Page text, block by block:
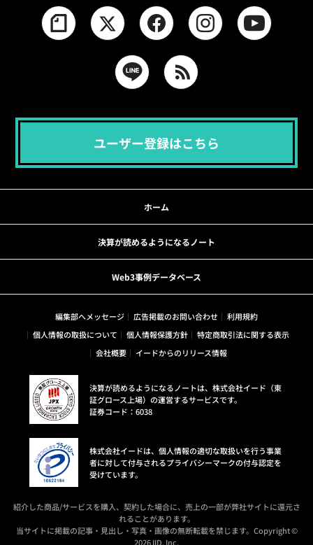
ユーザー登録はこちら
ホーム
決算が読めるようになるノート
Web3事例データベース
編集部へメッセージ 広告掲載のお問い合わせ
利用規約
個人情報の取扱について
個人情報保護方針
特定商取引法に関する表示
会社概要
イードからのリリース情報
決算が読めるようになるノートは、株式会社イード（東
証グロース上場）の運営するサービスです。
証券コード：6038
株式会社イードは、個人情報の適切な取扱いを行う事業
者に対して付与されるプライバシーマークの付与認定を
受けています。
紹介した商品/サービスを購入、契約した場合に、売上の一部が弊社サイトに還元さ
れることがあります。
当サイトに掲載の記事・見出し・写真・画像の無断転載を禁じます。Copyright ©
2026 IID, Inc.